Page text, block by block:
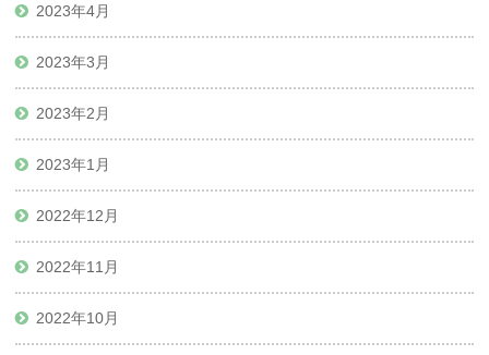
2023年4月
2023年3月
2023年2月
2023年1月
2022年12月
2022年11月
2022年10月